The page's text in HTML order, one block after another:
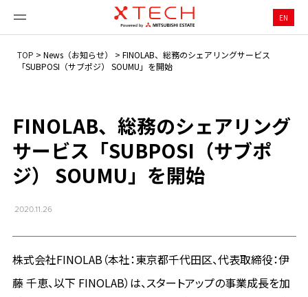
EN
TOP > News（お知らせ） > FINOLAB、総務のシェアリングサービス
「SUBPOSI（サブポジ） SOUMU」を開始
FINOLAB、総務のシェアリング
サービス「SUBPOSI（サブポ
ジ） SOUMU」を開始
2020.11.26
株式会社FINOLAB（本社：東京都千代田区、代表取締役：伊
藤 千恵、以下 FINOLAB）は、スタートアップの事業成長を加